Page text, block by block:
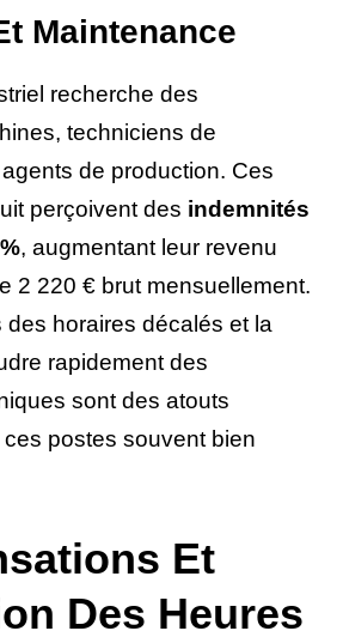
Maintenance
recherche des
techniciens de
de production. Ces
perçoivent des indemnités
, augmentant leur revenu
2 220 € brut mensuellement.
des horaires décalés et la
rapidement des
sont des atouts
postes souvent bien
Et
Des Heures